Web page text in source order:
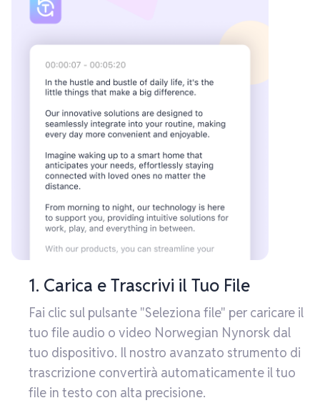
1. Carica e Trascrivi il Tuo File
Fai clic sul pulsante "Seleziona file" per caricare il
tuo file audio o video Norwegian Nynorsk dal
tuo dispositivo. Il nostro avanzato strumento di
trascrizione convertirà automaticamente il tuo
file in testo con alta precisione.